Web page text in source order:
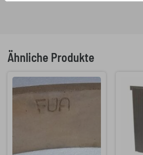
Ähnliche Produkte